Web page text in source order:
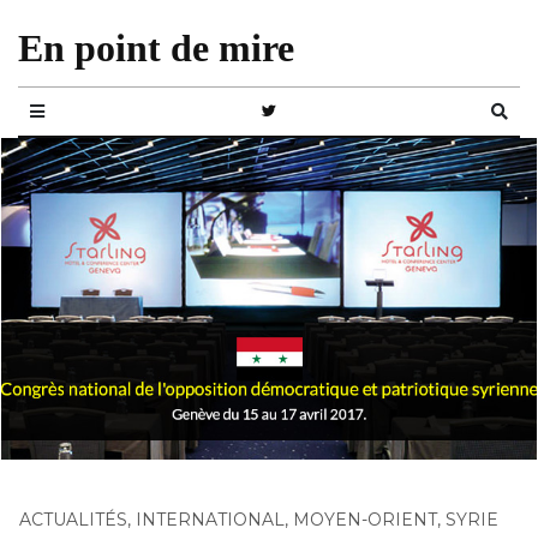
En point de mire
ACTUALITÉS, INTERNATIONAL , MOYEN-ORIENT, SYRIE